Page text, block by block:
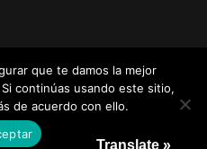
Translate »
que te damos la mejor
continúas usando este sitio,
de acuerdo con ello.